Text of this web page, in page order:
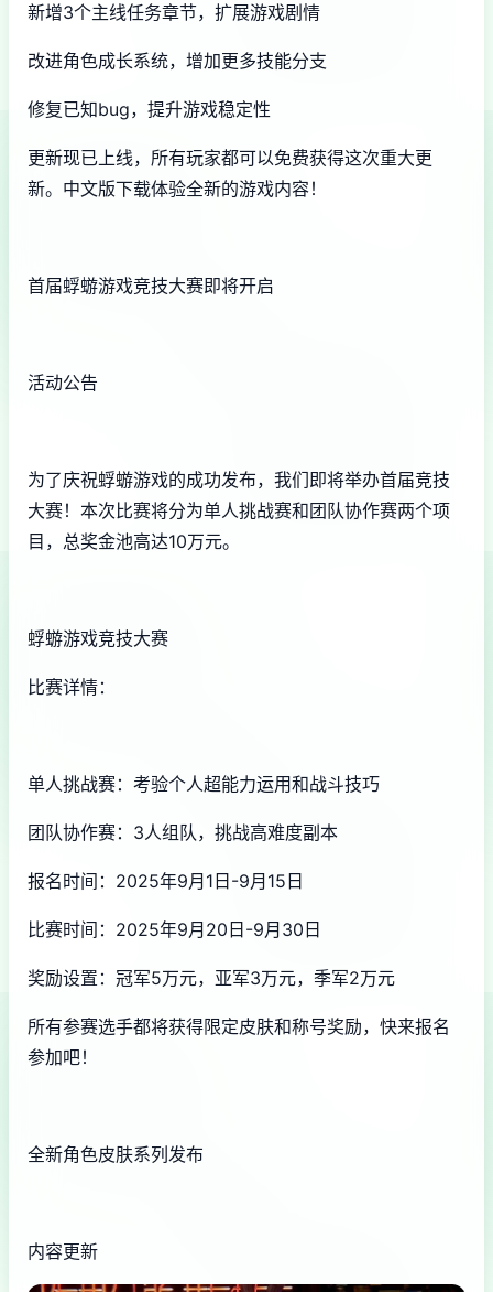
新增3个主线任务章节，扩展游戏剧情
改进角色成长系统，增加更多技能分支
修复已知bug，提升游戏稳定性
更新现已上线，所有玩家都可以免费获得这次重大更
新。中文版下载体验全新的游戏内容！
首届蜉蝣游戏竞技大赛即将开启
活动公告
为了庆祝蜉蝣游戏的成功发布，我们即将举办首届竞技
大赛！本次比赛将分为单人挑战赛和团队协作赛两个项
目，总奖金池高达10万元。
蜉蝣游戏竞技大赛
比赛详情：
单人挑战赛：考验个人超能力运用和战斗技巧
团队协作赛：3人组队，挑战高难度副本
报名时间：2025年9月1日-9月15日
比赛时间：2025年9月20日-9月30日
奖励设置：冠军5万元，亚军3万元，季军2万元
所有参赛选手都将获得限定皮肤和称号奖励，快来报名
参加吧！
全新角色皮肤系列发布
内容更新